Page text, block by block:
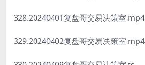
328.20240401复盘哥交易决策室.mp4
329.20240402复盘哥交易决策室.mp4